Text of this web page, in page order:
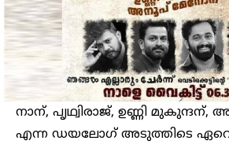
നാന്, പൃഥ്വിരാജ്, ഉണ്ണി മുകുന്ദന്,
എന്ന ഡയലോ​ഗ് അടുത്തിടെ